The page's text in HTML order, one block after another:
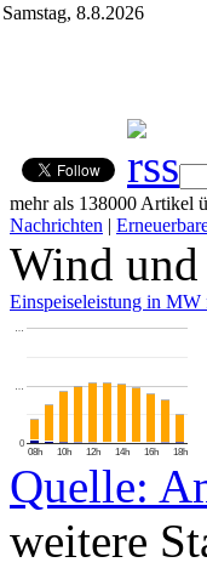
Samstag, 8.8.2026
mehr als 138000 Artikel
Nachrichten |
Wind und
Einspeiseleistung in MW
08h 10h 12h 14h 16h 18h
0
…
…
Quelle:
weitere